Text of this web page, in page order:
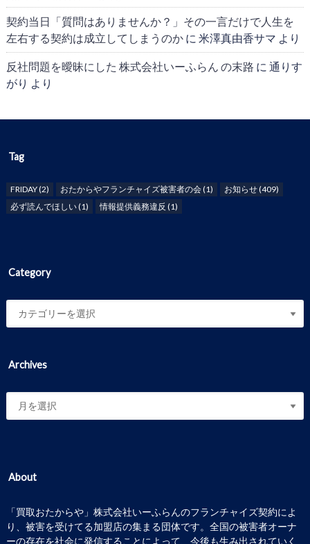
契約当日「質問はありませんか？」その一言だけで人生を
左右する契約は成立してしまうのかに 米澤真由香サマ より
反社問題を曖昧にした 株式会社いーふらん の末路 に 通りす
がり より
Tag
FRIDAY(2) おたからやフランチャイズ被害者の会(1) お知らせ(409)
必ず読んでほしい(1) 情報提供義務違反 (1)
Category
Archives
About
「買取おたからや」株式会社いーふらんのフランチャイズ契約によ
り、被害を受けてる加盟店の集まる団体です。全国の被害者オーナ
ーの存在を社会に発信することによって、今後も生み出されていく